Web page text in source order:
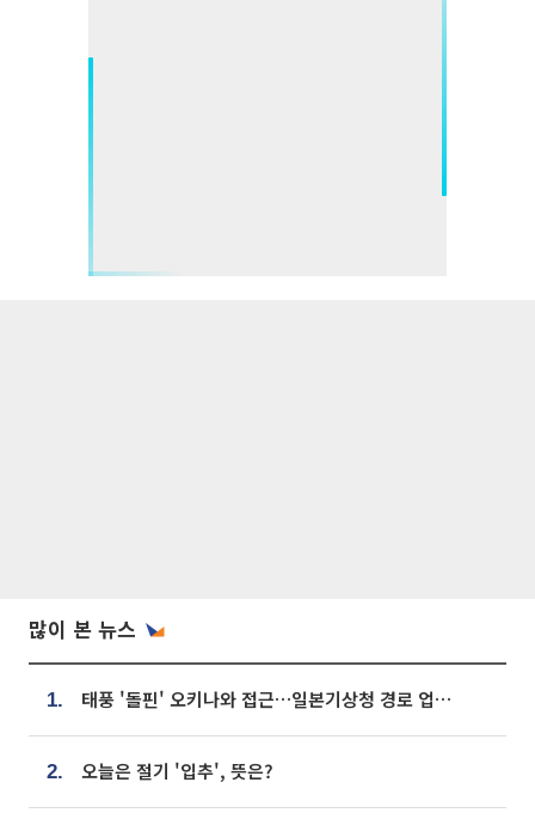
많이 본 뉴스
1. 태풍 '돌핀' 오키나와 접근…일본기상청 경로 업데이트
2. 오늘은 절기 '입추', 뜻은?